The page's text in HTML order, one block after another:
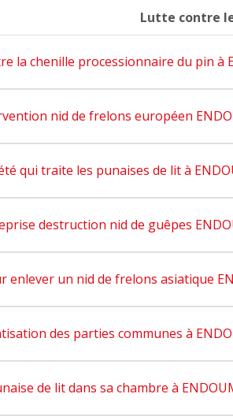
Lutte contre
la chenille processionnaire du pin à
nid de frelons européen
qui traite les punaises de lit à
destruction nid de guêpes
enlever un nid de frelons asiatique
des parties communes à
de lit dans sa chambre à